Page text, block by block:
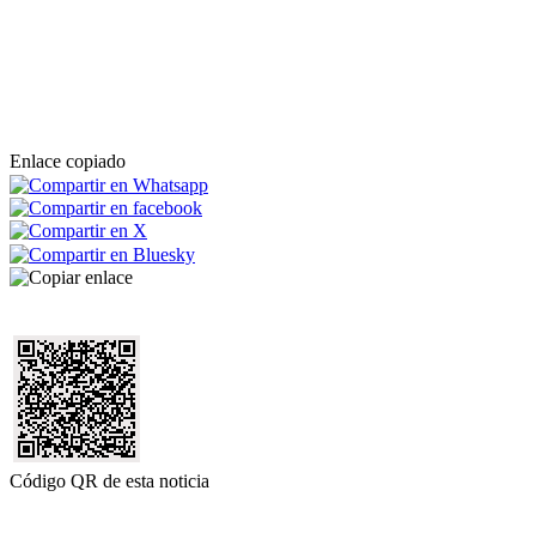
Enlace copiado
Código QR de esta noticia